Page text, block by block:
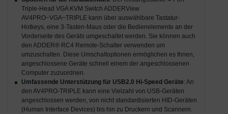
Triple-Head VGA KVM Switch ADDERView
AV4PRO−VGA−TRIPLE kann über auswählbare Tastatur-
Hotkeys, eine 3-Tasten-Maus oder die Bedienelemente an der
Vorderseite des Geräts umgeschaltet werden. Sie können auch
den ADDER® RC4 Remote-Schalter verwenden um
umzuschalten. Diese Umschaltoptionen ermöglichen es Ihnen,
angeschlossene Geräte schnell einem der angeschlossenen
Computer zuzuordnen.
Umfassende Unterstützung für USB2.0 Hi-Speed Geräte: An
den AV4PRO-TRIPLE kann eine Vielzahl von USB-Geräten
angeschlossen werden, von nicht standardisierten HID-Geräten
(Human Interface Devices) bis hin zu Druckern und Scannern.